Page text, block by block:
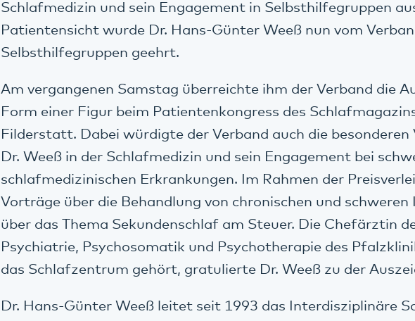
Schlafmedizin und sein Engagement in Selbsthilfegruppen
Patientensicht wurde Dr. Hans-Günter Weeß nun vom
Selbsthilfegruppen geehrt.
Am vergangenen Samstag überreichte ihm der Verband die
Form einer Figur beim Patientenkongress des
Filderstatt. Dabei würdigte der Verband auch die besonderen
Dr. Weeß in der Schlafmedizin und sein Engagement bei
schlafmedizinischen Erkrankungen. Im Rahmen der
Vorträge über die Behandlung von chronischen und schweren
über das Thema Sekundenschlaf am Steuer. Die Chefärztin
Psychiatrie, Psychosomatik und Psychotherapie des
das Schlafzentrum gehört, gratulierte Dr. Weeß zu der
Dr. Hans-Günter Weeß leitet seit 1993 das Interdisziplinäre